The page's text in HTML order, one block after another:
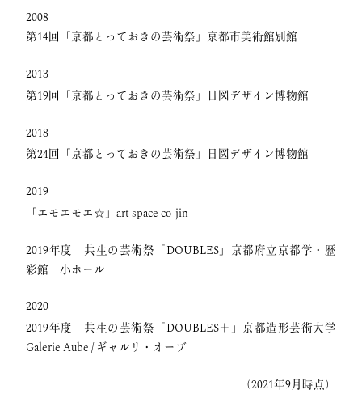
2008
第14回「京都とっておきの芸術祭」京都市美術館別館
2013
第19回「京都とっておきの芸術祭」日図デザイン博物館
2018
第24回「京都とっておきの芸術祭」日図デザイン博物館
2019
「エモエモエ☆」art space co-jin
2019年度 共生の芸術祭「DOUBLES」京都府立京都学・歴
彩館 小ホール
2020
2019年度 共生の芸術祭「DOUBLES＋」京都造形芸術大学
Galerie Aube / ギャルリ・オーブ
（2021年9月時点）